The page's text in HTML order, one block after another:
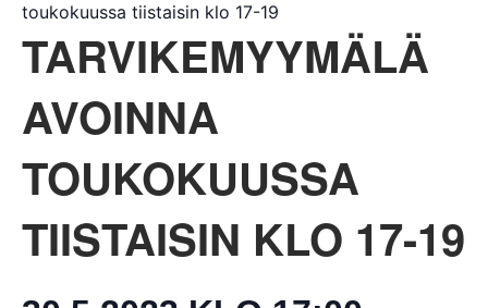
toukokuussa tiistaisin klo 17-19
TARVIKEMYYMÄLÄ
AVOINNA
TOUKOKUUSSA
TIISTAISIN KLO 17-19